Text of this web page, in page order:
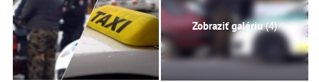
Zobraziť galériu(4)